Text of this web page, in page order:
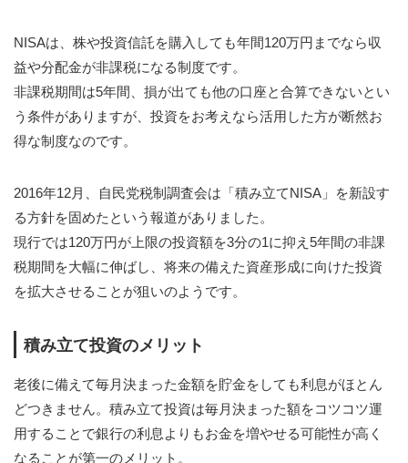
NISAは、株や投資信託を購入しても年間120万円までなら収
益や分配金が非課税になる制度です。
非課税期間は5年間、損が出ても他の口座と合算できないとい
う条件がありますが、投資をお考えなら活用した方が断然お
得な制度なのです。
2016年12月、自民党税制調査会は「積み立てNISA」を新設す
る方針を固めたという報道がありました。
現行では120万円が上限の投資額を3分の1に抑え5年間の非課
税期間を大幅に伸ばし、将来の備えた資産形成に向けた投資
を拡大させることが狙いのようです。
積み立て投資のメリット
老後に備えて毎月決まった金額を貯金をしても利息がほとん
どつきません。積み立て投資は毎月決まった額をコツコツ運
用することで銀行の利息よりもお金を増やせる可能性が高く
なることが第一のメリット。